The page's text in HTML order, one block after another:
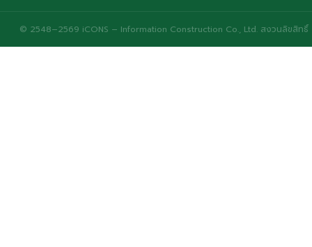
© 2548–2569 iCONS – Information Construction Co., Ltd. สงวนลิขสิทธิ์